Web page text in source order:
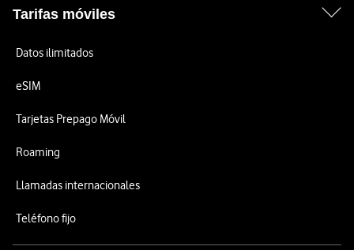
Tarifas móviles
Datos ilimitados
eSIM
Tarjetas Prepago Móvil
Roaming
Llamadas internacionales
Teléfono fijo